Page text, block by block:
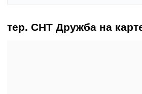
тер. СНТ Дружба на